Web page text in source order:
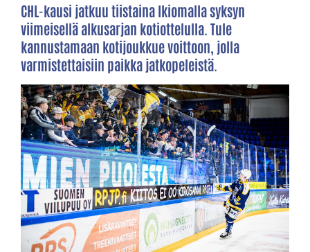
CHL-kausi jatkuu tiistaina Ikiomalla syksyn
viimeisellä alkusarjan kotiottelulla. Tule
kannustamaan kotijoukkue voittoon, jolla
varmistettaisiin paikka jatkopeleistä.